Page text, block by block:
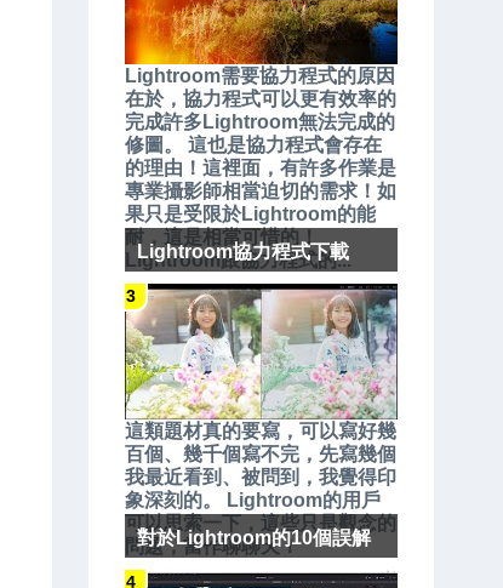
Lightroom協力程式下載
Lightroom需要協力程式的原因
在於，協力程式可以更有效率的
完成許多Lightroom無法完成的
修圖。 這也是協力程式會存在
的理由！這裡面，有許多作業是
專業攝影師相當迫切的需求！如
果只是受限於Lightroom的能
耐，這是相當可惜的！
Lightroom跟協力程式的...
對於Lightroom的10個誤解
這類題材真的要寫，可以寫好幾
百個、幾千個寫不完，先寫幾個
我最近看到、被問到，我覺得印
象深刻的。 Lightroom的用戶
可以思索一下，這些只是觀念的
問題，當作聊聊天！